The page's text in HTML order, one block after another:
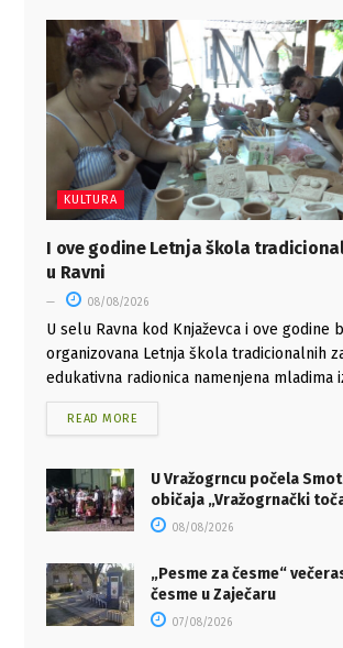
KULTURA
I ove godine Letnja škola
u Ravni
08/08/2026
U selu Ravna kod Knjaževca i ove godine
organizovana Letnja škola tradicionalnih
edukativna radionica namenjena mladima
READ MORE
U Vražogrncu počela
običaja „Vražogrnački
08/08/2026
„Pesme za česme“
česme u Zaječaru
07/08/2026